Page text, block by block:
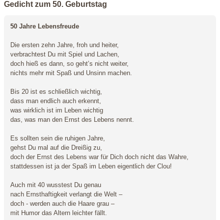
Gedicht zum 50. Geburtstag
50 Jahre Lebensfreude
Die ersten zehn Jahre, froh und heiter,
verbrachtest Du mit Spiel und Lachen,
doch hieß es dann, so geht’s nicht weiter,
nichts mehr mit Spaß und Unsinn machen.
Bis 20 ist es schließlich wichtig,
dass man endlich auch erkennt,
was wirklich ist im Leben wichtig
das, was man den Ernst des Lebens nennt.
Es sollten sein die ruhigen Jahre,
gehst Du mal auf die Dreißig zu,
doch der Ernst des Lebens war für Dich doch nicht das Wahre,
stattdessen ist ja der Spaß im Leben eigentlich der Clou!
Auch mit 40 wusstest Du genau
nach Ernsthaftigkeit verlangt die Welt –
doch - werden auch die Haare grau –
mit Humor das Altern leichter fällt.